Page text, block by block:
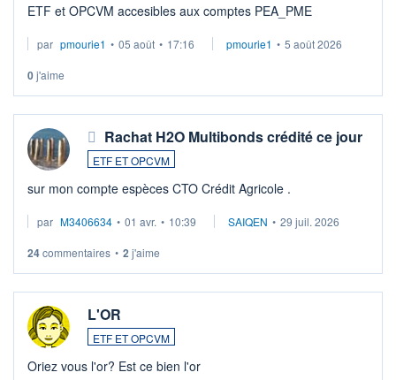
ETF et OPCVM accesibles aux comptes PEA_PME
par pmourie1 • 05 août • 17:16 pmourie1 • 5 août 2026
0j'aime
Rachat H2O Multibonds crédité ce jour
ETF ET OPCVM
sur mon compte espèces CTO Crédit Agricole .
par M3406634 • 01 avr. • 10:39 SAIQEN • 29 juil. 2026
24commentaires • 2 j'aime
L'OR
ETF ET OPCVM
Oriez vous l'or? Est ce bien l'or